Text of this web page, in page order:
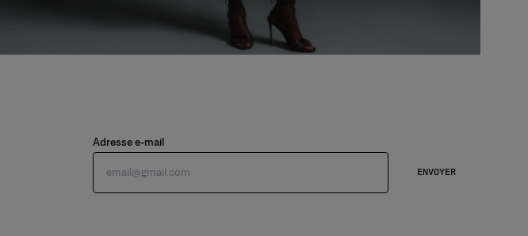
Adresse e-mail
ENVOYER